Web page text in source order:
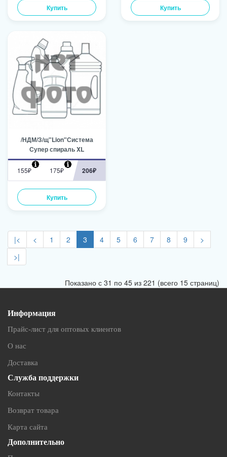
Купить Купить
/НДМ/З/щ"Lion"Система
Супер спираль XL
155₽ 175₽ 206₽
Купить
|< < 1 2 3 4 5 6 7 8 9
>
>|
Показано с 31 по 45 из 221 (всего 15 страниц)
Информация
Прайс-лист для оптовых клиентов
О нас
Доставка
Служба поддержки
Контакты
Возврат товара
Карта сайта
Дополнительно